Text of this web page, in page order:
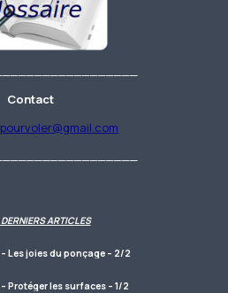
Contact
ARTICLES
Les joies du ponçage – 2/2
Protéger les surfaces – 1/2